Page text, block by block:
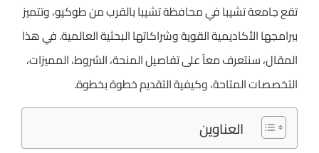
تقع جامعة تشيبا في محافظة تشيبا بالقرب من طوكيو، وتتميز
ببرامجها الأكاديمية القوية وشراكاتها البحثية العالمية. في هذا
المقال، سنتعرف معاً على تفاصيل المنحة، الشروط، المميزات،
التخصصات المتاحة، وكيفية التقديم خطوة بخطوة.
العناوين